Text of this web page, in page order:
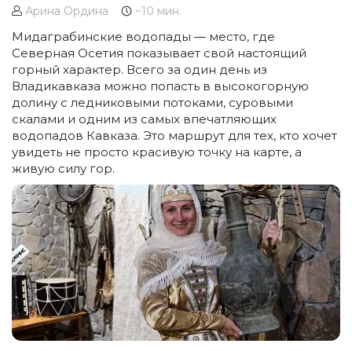
Арина Ордина ~10 мин.
Мидаграбинские водопады — место, где
Северная Осетия показывает свой настоящий
горный характер. Всего за один день из
Владикавказа можно попасть в высокогорную
долину с ледниковыми потоками, суровыми
скалами и одним из самых впечатляющих
водопадов Кавказа. Это маршрут для тех, кто хочет
увидеть не просто красивую точку на карте, а
живую силу гор.